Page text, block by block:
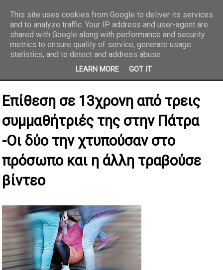
REPORTAZ NET
Επίθεση σε 13χρονη από τρεις
συμμαθήτριές της στην Πάτρα
-Οι δύο την χτυπούσαν στο
πρόσωπο και η άλλη τραβούσε
βίντεο
This site uses cookies from Google to deliver its services
and to analyze traffic. Your IP address and user-agent are
shared with Google along with performance and security
metrics to ensure quality of service, generate usage
statistics, and to detect and address abuse.
LEARN MORE GOT IT